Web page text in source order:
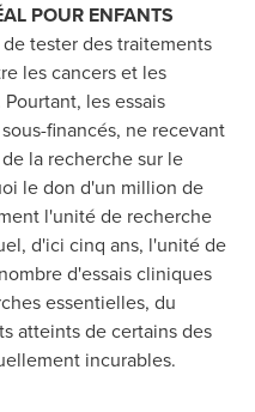
POUR ENFANTS
tester des traitements
les cancers et les
les essais
financés, ne recevant
la recherche sur le
le don d'un million de
l'unité de recherche
d'ici cinq ans, l'unité de
d'essais cliniques
essentielles, du
atteints de certains des
incurables.